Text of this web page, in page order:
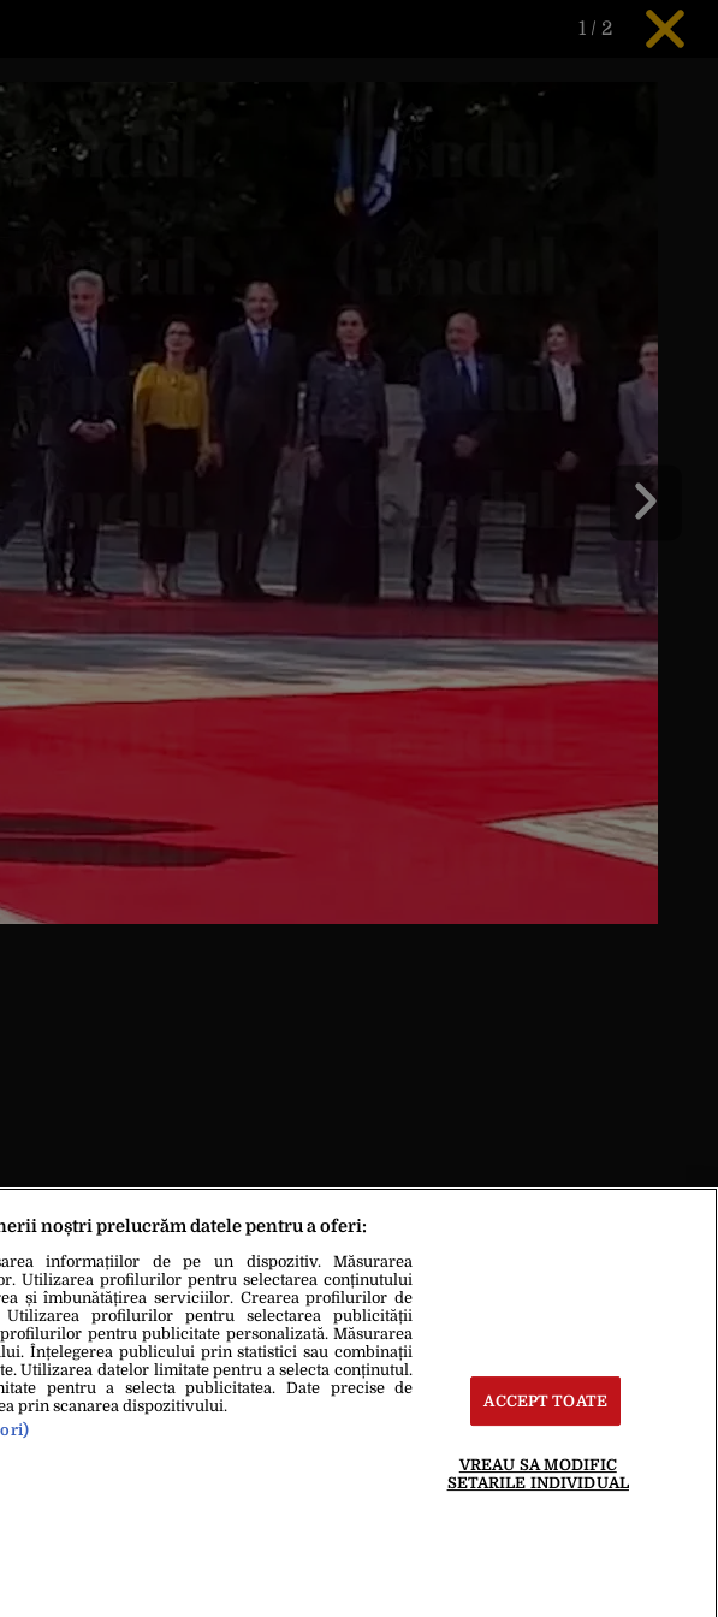
1 / 2
GALERIE FOTO:
de modă Adrian Oianu a
analizat vestimentația
cuplului prezidențial. Ce
critici le-a adus președintelui
noștri prelucrăm datele pentru a oferi:
informațiilor de pe un dispozitiv. Măsurarea
Utilizarea profilurilor pentru selectarea conținutului
și îmbunătățirea serviciilor. Crearea profilurilor de
Utilizarea profilurilor pentru selectarea publicității
pentru publicitate personalizată. Măsurarea
Înțelegerea publicului prin statistici sau combinații
Utilizarea datelor limitate pentru a selecta conținutul.
pentru a selecta publicitatea. Date precise de
prin scanarea dispozitivului.
ACCEPT TOATE
VREAU SA MODIFIC
SETARILE INDIVIDUAL